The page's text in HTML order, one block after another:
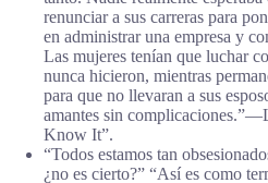
renunciar a sus carreras para
en administrar una empresa y
Las mujeres tenían que luchar
nunca hicieron, mientras
para que no llevaran a sus
amantes sin
Know It”.
“Todos estamos tan
¿no es cierto?” “Así es como